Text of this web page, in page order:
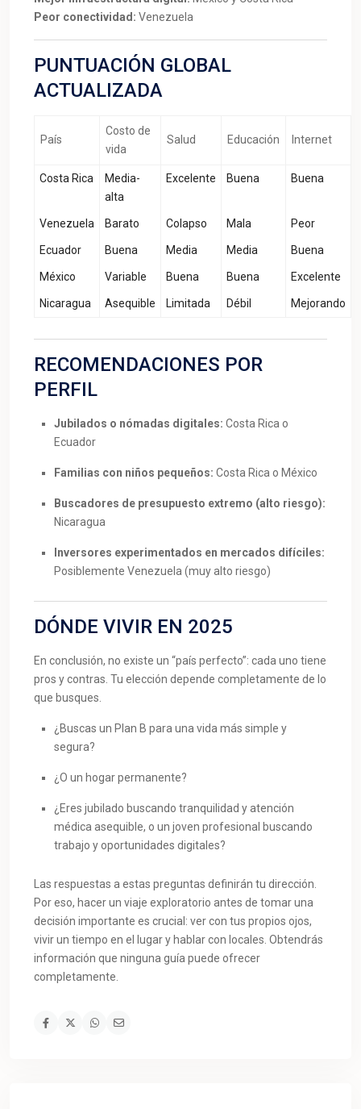
Peor conectividad: Venezuela
PUNTUACIÓN GLOBAL
ACTUALIZADA
País
Costo de
vida
Salud Educación Internet
Costa Rica
Media-
alta
Excelente Buena Buena
Venezuela Barato Colapso Mala Peor
Ecuador Buena Media Media Buena
México Variable Buena Buena Excelente
Nicaragua Asequible Limitada Débil Mejorando
RECOMENDACIONES POR
PERFIL
Jubilados o nómadas digitales: Costa Rica o
Ecuador
Familias con niños pequeños: Costa Rica o México
Buscadores de presupuesto extremo (alto riesgo):
Nicaragua
Inversores experimentados en mercados difíciles:
Posiblemente Venezuela (muy alto riesgo)
DÓNDE VIVIR EN 2025
En conclusión, no existe un “país perfecto”: cada uno tiene
pros y contras. Tu elección depende completamente de lo
que busques.
¿Buscas un Plan B para una vida más simple y
segura?
¿O un hogar permanente?
¿Eres jubilado buscando tranquilidad y atención
médica asequible, o un joven profesional buscando
trabajo y oportunidades digitales?
Las respuestas a estas preguntas definirán tu dirección.
Por eso, hacer un viaje exploratorio antes de tomar una
decisión importante es crucial: ver con tus propios ojos,
vivir un tiempo en el lugar y hablar con locales. Obtendrás
información que ninguna guía puede ofrecer
completamente.